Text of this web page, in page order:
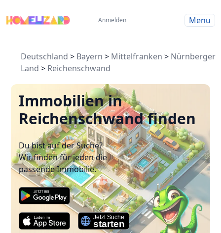
Anmelden Menu
Deutschland > Bayern > Mittelfranken > Nürnberger
Land > Reichenschwand
Immobilien in
Reichenschwand finden
Du bist auf der Suche?
Wir finden für jeden die
passende Immobilie.